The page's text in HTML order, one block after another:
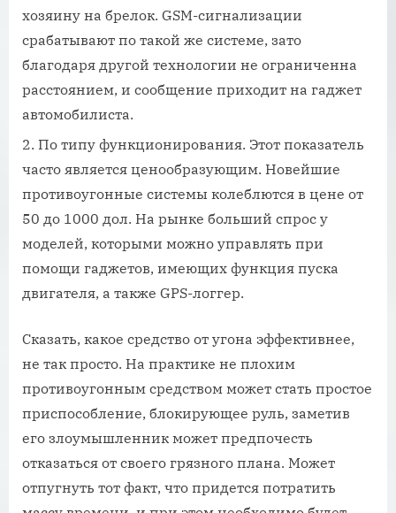
хозяину на брелок. GSM-сигнализации
срабатывают по такой же системе, зато
благодаря другой технологии не ограниченна
расстоянием, и сообщение приходит на гаджет
автомобилиста.
По типу функционирования. Этот показатель
часто является ценообразующим. Новейшие
противоугонные системы колеблются в цене от
50 до 1000 дол. На рынке больший спрос у
моделей, которыми можно управлять при
помощи гаджетов, имеющих функция пуска
двигателя, а также GPS-логгер.
Сказать, какое средство от угона эффективнее,
не так просто. На практике не плохим
противоугонным средством может стать простое
приспособление, блокирующее руль, заметив
его злоумышленник может предпочесть
отказаться от своего грязного плана. Может
отпугнуть тот факт, что придется потратить